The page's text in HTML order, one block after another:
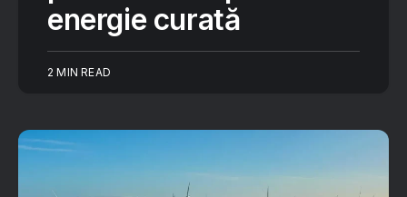
energie curată
2 MIN READ